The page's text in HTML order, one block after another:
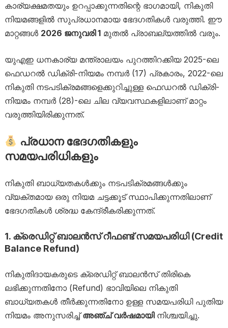
കാര്യക്ഷമതയും ഉറപ്പാക്കുന്നതിന്റെ ഭാഗമായി, നികുതി
നിയമങ്ങളിൽ സുപ്രധാനമായ ഭേദഗതികൾ വരുത്തി. ഈ
മാറ്റങ്ങൾ 2026 ജനുവരി 1മുതൽ പ്രാബല്യത്തിൽ വരും.
യുഎഇ ധനകാര്യ മന്ത്രാലയം പുറത്തിറക്കിയ 2025-ലെ
ഫെഡറൽ ഡിക്രി-നിയമം നമ്പർ (17) പ്രകാരം, 2022-ലെ
നികുതി നടപടിക്രമങ്ങളെക്കുറിച്ചുള്ള ഫെഡറൽ ഡിക്രി-
നിയമം നമ്പർ (28)-ലെ ചില വ്യവസ്ഥകളിലാണ് മാറ്റം
വരുത്തിയിരിക്കുന്നത്.
പ്രധാന ഭേദഗതികളും
സമയപരിധികളും
നികുതി ബാധ്യതകൾക്കും നടപടിക്രമങ്ങൾക്കും
വ്യക്തമായ ഒരു നിയമ ചട്ടക്കൂട് സ്ഥാപിക്കുന്നതിലാണ്
ഭേദഗതികൾ ശ്രദ്ധ കേന്ദ്രീകരിക്കുന്നത്.
1. ക്രെഡിറ്റ് ബാലൻസ് റീഫണ്ട് സമയപരിധി (Credit
Balance Refund)
നികുതിദായകരുടെ ക്രെഡിറ്റ് ബാലൻസ് തിരികെ
ലഭിക്കുന്നതിനോ (Refund) ഭാവിയിലെ നികുതി
ബാധ്യതകൾ തീർക്കുന്നതിനോ ഉള്ള സമയപരിധി പുതിയ
നിയമം അനുസരിച്ച്അഞ്ച് വർഷമായിനിശ്ചയിച്ചു.